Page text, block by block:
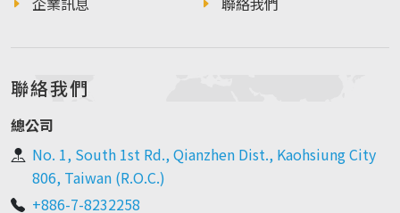
聯絡我們
總公司
No. 1, South 1st Rd., Qianzhen Dist., Kaohsiung City
806, Taiwan (R.O.C.)
+886-7-8232258